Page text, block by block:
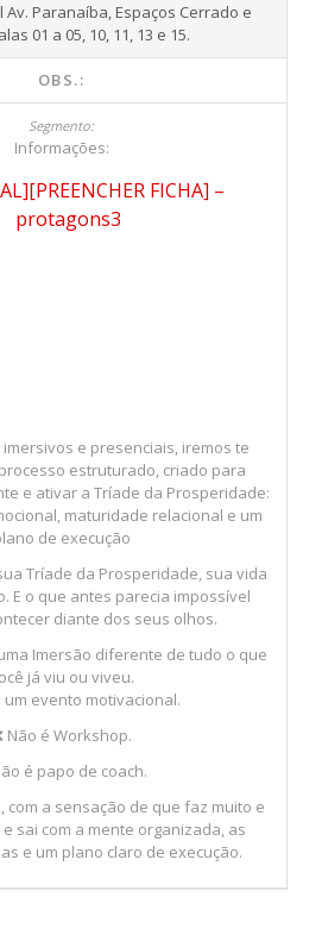
Av. Paranaíba, Espaços Cerrado e
01 a 05, 10, 11, 13 e 15.
OBS.:
Informações:
FICHA] –
protagons3
e presenciais, iremos te
estruturado, criado para
e ativar a Tríade da Prosperidade:
maturidade relacional e um
de execução
Tríade da Prosperidade, sua vida
E o que antes parecia impossível
diante dos seus olhos.
Imersão diferente de tudo o que
já viu ou viveu.
um evento motivacional.
Não é Workshop.
é papo de coach.
com a sensação de que faz muito e
sai com a mente organizada, as
e um plano claro de execução.